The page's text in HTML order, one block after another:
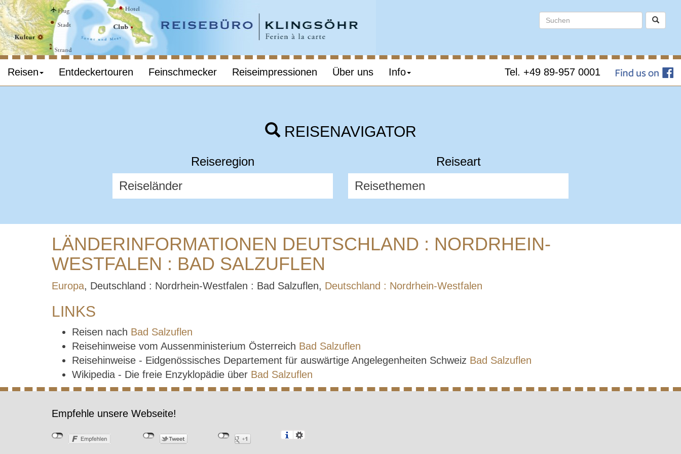
Reisen Entdeckertouren Feinschmecker Reiseimpressionen Über uns Info Tel. +49 89-957 0001
REISENAVIGATOR
Reiseregion Reiseart
LÄNDERINFORMATIONEN DEUTSCHLAND : NORDRHEIN-
WESTFALEN : BAD SALZUFLEN
Europa, Deutschland : Nordrhein-Westfalen : Bad Salzuflen, Deutschland : Nordrhein-Westfalen
LINKS
Reisen nach Bad Salzuflen
Reisehinweise vom Aussenministerium Österreich Bad Salzuflen
Reisehinweise - Eidgenössisches Departement für auswärtige Angelegenheiten Schweiz Bad Salzuflen
Wikipedia - Die freie Enzyklopädie über Bad Salzuflen
Empfehle unsere Webseite!